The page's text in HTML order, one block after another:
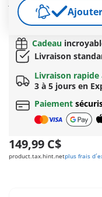
un divan, une harpe
Autres informations
Cadeau
Livraison
Livraison rapide
3 à 5 jours en
Paiement
149,99 C$
product.tax.hint.netplus frais